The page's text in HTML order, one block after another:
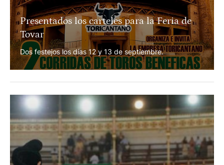
Presentados los carteles para la Feria de
Tovar
Dos festejos los días 12 y 13 de septiembre.